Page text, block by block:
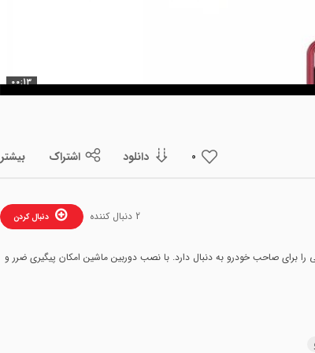
00:13
0 دانلود اشتراک بیشتر
دنبال کردن 2 دنبال کننده
برای صاحب خودرو به دنبال دارد. با نصب دوربین ماشین امکان پیگیری ضرر و